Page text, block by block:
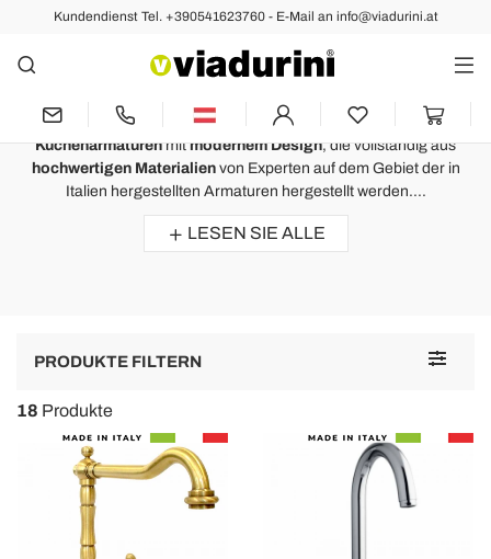
Kundendienst Tel. +390541623760 - E-Mail an info@viadurini.at
Küchenarmaturen Made in Italy in
modernem Design
Küchenarmaturenmitmodernem Design, die vollständig aus
hochwertigen Materialienvon Experten auf dem Gebiet der in
Italien hergestellten Armaturen hergestellt werden....
LESEN SIE ALLE
Toggle
PRODUKTE FILTERN
18 Produkte